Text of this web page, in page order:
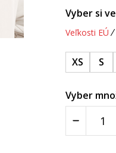
Vyber si
Veľkosti EÚ
XS S
Vyber